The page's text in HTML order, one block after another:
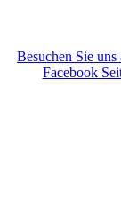
Besuchen Sie
Facebook